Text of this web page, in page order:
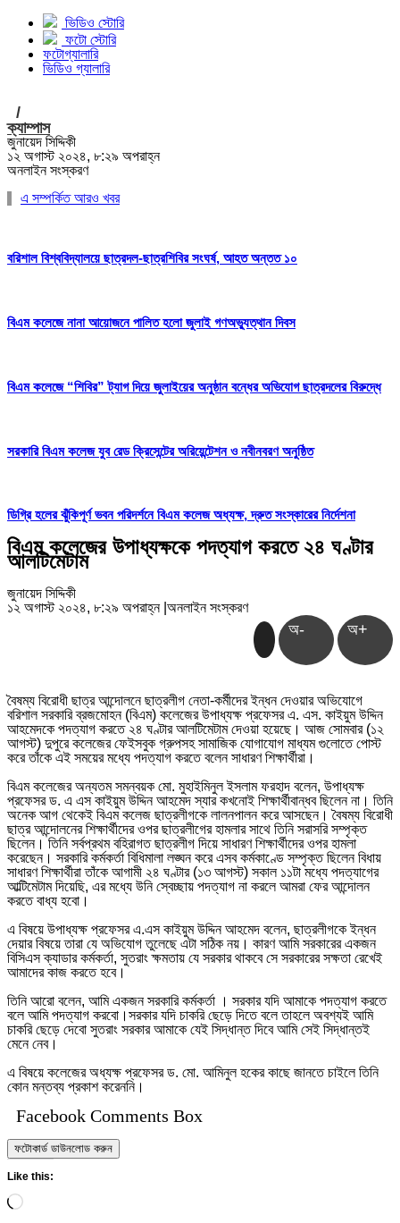
ভিডিও স্টোরি
ফটো স্টোরি
ফটোগ্যালারি
ভিডিও গ্যালারি
/
ক্যাম্পাস
জুনায়েদ সিদ্দিকী
১২ অগাস্ট ২০২৪, ৮:২৯ অপরাহ্ন
অনলাইন সংস্করণ
এ সম্পর্কিত আরও খবর
বরিশাল বিশ্ববিদ্যালয়ে ছাত্রদল-ছাত্রশিবির সংঘর্ষ, আহত অন্তত ১০
বিএম কলেজে নানা আয়োজনে পালিত হলো জুলাই গণঅভ্যুত্থান দিবস
বিএম কলেজে “শিবির” ট্যাগ দিয়ে জুলাইয়ের অনুষ্ঠান বন্ধের অভিযোগ ছাত্রদলের বিরুদ্ধে
সরকারি বিএম কলেজ যুব রেড ক্রিসেন্টের অরিয়েন্টেশন ও নবীনবরণ অনুষ্ঠিত
ডিগ্রি হলের ঝুঁকিপূর্ণ ভবন পরিদর্শনে বিএম কলেজ অধ্যক্ষ, দ্রুত সংস্কারের নির্দেশনা
বিএম কলেজের উপাধ্যক্ষকে পদত্যাগ করতে ২৪ ঘণ্টার
আলটিমেটাম
জুনায়েদ সিদ্দিকী
১২ অগাস্ট ২০২৪, ৮:২৯ অপরাহ্ন অনলাইন সংস্করণ
অ- অ+
বৈষম্য বিরোধী ছাত্র আন্দোলনে ছাত্রলীগ নেতা-কর্মীদের ইন্ধন দেওয়ার অভিযোগে
বরিশাল সরকারি ব্রজমোহন (বিএম) কলেজের উপাধ্যক্ষ প্রফেসর এ. এস. কাইয়ুম উদ্দিন
আহমেদকে পদত্যাগ করতে ২৪ ঘণ্টার আলটিমেটাম দেওয়া হয়েছে। আজ সোমবার (১২
আগস্ট) দুপুরে কলেজের ফেইসবুক গ্রুপসহ সামাজিক যোগাযোগ মাধ্যম গুলোতে পোস্ট
করে তাঁকে এই সময়ের মধ্যে পদত্যাগ করতে বলেন সাধারণ শিক্ষার্থীরা।
বিএম কলেজের অন্যতম সমন্বয়ক মো. মুহাইমিনুল ইসলাম ফরহাদ বলেন, উপাধ্যক্ষ
প্রফেসর ড. এ এস কাইয়ুম উদ্দিন আহমেদ স্যার কখনোই শিক্ষার্থীবান্ধব ছিলেন না। তিনি
অনেক আগ থেকেই বিএম কলেজ ছাত্রলীগকে লালনপালন করে আসছেন। বৈষম্য বিরোধী
ছাত্র আন্দোলনের শিক্ষার্থীদের ওপর ছাত্রলীগের হামলার সাথে তিনি সরাসরি সম্পৃক্ত
ছিলেন। তিনি সর্বপ্রথম বহিরাগত ছাত্রলীগ দিয়ে সাধারণ শিক্ষার্থীদের ওপর হামলা
করেছেন। সরকারি কর্মকর্তা বিধিমালা লঙ্ঘন করে এসব কর্মকাণ্ডে সম্পৃক্ত ছিলেন বিধায়
সাধারণ শিক্ষার্থীরা তাঁকে আগামী ২৪ ঘণ্টার (১৩ আগস্ট) সকাল ১১টা মধ্যে পদত্যাগের
আল্টিমেটাম দিয়েছি, এর মধ্যে উনি স্বেচ্ছায় পদত্যাগ না করলে আমরা ফের আন্দোলন
করতে বাধ্য হবো।
এ বিষয়ে উপাধ্যক্ষ প্রফেসর এ.এস কাইয়ুম উদ্দিন আহমেদ বলেন, ছাত্রলীগকে ইন্ধন
দেয়ার বিষয়ে তারা যে অভিযোগ তুলেছে এটা সঠিক নয়। কারণ আমি সরকারের একজন
বিসিএস ক্যাডার কর্মকর্তা, সুতরাং ক্ষমতায় যে সরকার থাকবে সে সরকারের সক্ষতা রেখেই
আমাদের কাজ করতে হবে।
তিনি আরো বলেন, আমি একজন সরকারি কর্মকর্তা । সরকার যদি আমাকে পদত্যাগ করতে
বলে আমি পদত্যাগ করবো।সরকার যদি চাকরি ছেড়ে দিতে বলে তাহলে অবশ্যই আমি
চাকরি ছেড়ে দেবো সুতরাং সরকার আমাকে যেই সিদ্ধান্ত দিবে আমি সেই সিদ্ধান্তই
মেনে নেব।
এ বিষয়ে কলেজের অধ্যক্ষ প্রফেসর ড. মো. আমিনুল হকের কাছে জানতে চাইলে তিনি
কোন মন্তব্য প্রকাশ করেননি।
Facebook Comments Box
ফটোকার্ড ডাউনলোড করুন
Like this:
Loading…